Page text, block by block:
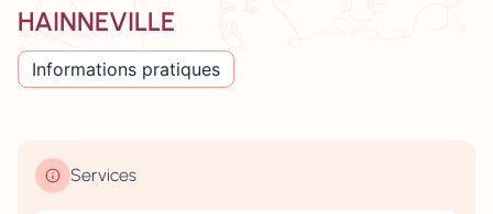
HAINNEVILLE
Informations pratiques
Services